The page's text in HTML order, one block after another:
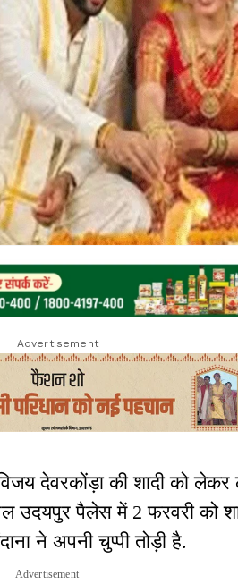
Advertisement
देवरकोंड़ा की शादी को लेकर
उदयपुर पैलेस में 2 फरवरी को
ने अपनी चुप्पी तोड़ी है.
Advertisement